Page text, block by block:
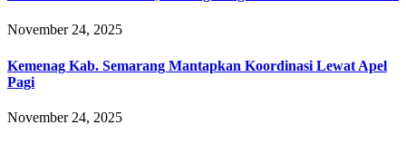
November 24, 2025
Kemenag Kab. Semarang Mantapkan Koordinasi Lewat Apel
Pagi
November 24, 2025